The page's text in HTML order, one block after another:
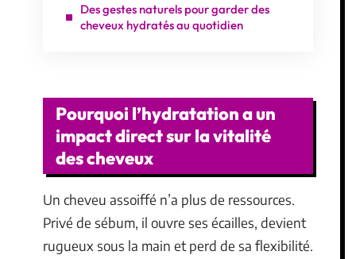
Des gestes naturels pour garder des
cheveux hydratés au quotidien
Pourquoi l’hydratation a un
impact direct sur la vitalité
des cheveux
Un cheveu assoiffé n’a plus de ressources.
Privé de sébum, il ouvre ses écailles, devient
rugueux sous la main et perd de sa flexibilité.